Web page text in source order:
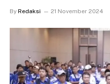
By Redaksi 21 November 2024